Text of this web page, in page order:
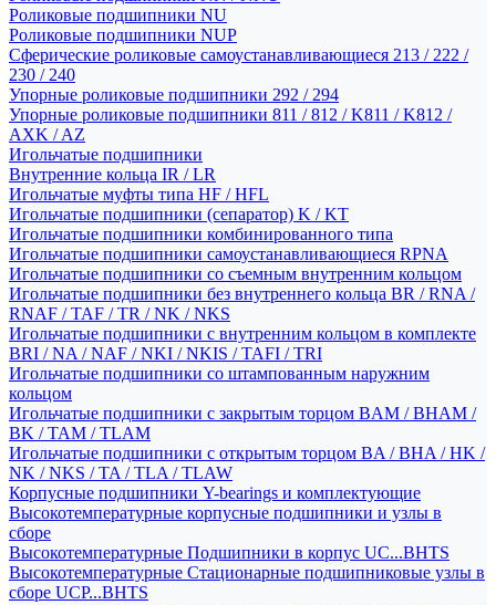
Роликовые подшипники NU
Роликовые подшипники NUP
Сферические роликовые самоустанавливающиеся 213 / 222 /
230 / 240
Упорные роликовые подшипники 292 / 294
Упорные роликовые подшипники 811 / 812 / K811 / K812 /
AXK / AZ
Игольчатые подшипники
Внутренние кольца IR / LR
Игольчатые муфты типа HF / HFL
Игольчатые подшипники (сепаратор) K / KT
Игольчатые подшипники комбинированного типа
Игольчатые подшипники самоустанавливающиеся RPNA
Игольчатые подшипники со съемным внутренним кольцом
Игольчатые подшипники без внутреннего кольца BR / RNA /
RNAF / TAF / TR / NK / NKS
Игольчатые подшипники с внутренним кольцом в комплекте
BRI / NA / NAF / NKI / NKIS / TAFI / TRI
Игольчатые подшипники со штампованным наружним
кольцом
Игольчатые подшипники с закрытым торцом BAM / BHAM /
BK / TAM / TLAM
Игольчатые подшипники с открытым торцом BA / BHA / HK /
NK / NKS / TA / TLA / TLAW
Корпусные подшипники Y-bearings и комплектующие
Высокотемпературные корпусные подшипники и узлы в
сборе
Высокотемпературные Подшипники в корпус UC...BHTS
Высокотемпературные Стационарные подшипниковые узлы в
сборе UCP...BHTS